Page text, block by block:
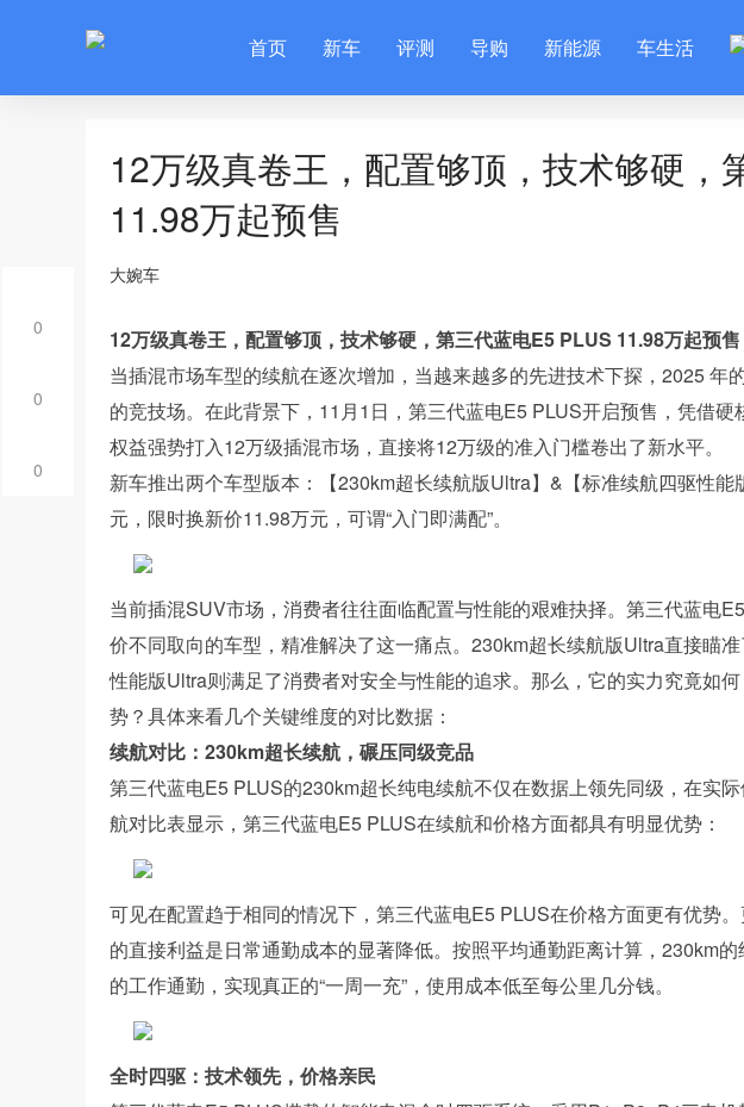
首页 新车 评测 导购 新能源 车生活
0
0
0
12万级真卷王，配置够顶，技术够硬，
11.98万起预售
大婉车
12万级真卷王，配置够顶，技术够硬，第三代蓝电E5 PLUS 11.98万起预售
当插混市场车型的续航在逐次增加，当越来越多的先进技术下探，2025 年
的竞技场。在此背景下，11月1日，第三代蓝电E5 PLUS开启预售，凭借
权益强势打入12万级插混市场，直接将12万级的准入门槛卷出了新水平。
新车推出两个车型版本：【230km超长续航版Ultra】&【标准续航四驱性
元，限时换新价11.98万元，可谓“入门即满配”。
当前插混SUV市场，消费者往往面临配置与性能的艰难抉择。第三代蓝电
价不同取向的车型，精准解决了这一痛点。230km超长续航版Ultra直接瞄
性能版Ultra则满足了消费者对安全与性能的追求。那么，它的实力究竟如
势？具体来看几个关键维度的对比数据：
续航对比：230km超长续航，碾压同级竞品
第三代蓝电E5 PLUS的230km超长纯电续航不仅在数据上领先同级，在实
航对比表显示，第三代蓝电E5 PLUS在续航和价格方面都具有明显优势：
可见在配置趋于相同的情况下，第三代蓝电E5 PLUS在价格方面更有优势
的直接利益是日常通勤成本的显著降低。按照平均通勤距离计算，230km
的工作通勤，实现真正的“一周一充”，使用成本低至每公里几分钱。
全时四驱：技术领先，价格亲民